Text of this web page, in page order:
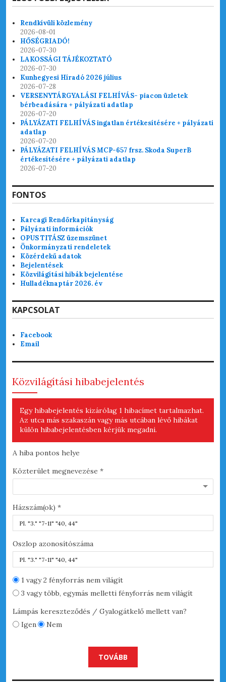
Rendkívüli közlemény
2026-08-01
HŐSÉGRIADÓ!
2026-07-30
LAKOSSÁGI TÁJÉKOZTATÓ
2026-07-30
Kunhegyesi Híradó 2026 július
2026-07-28
VERSENYTÁRGYALÁSI FELHÍVÁS- piacon üzletek
bérbeadására + pályázati adatlap
2026-07-20
PÁLYÁZATI FELHÍVÁS ingatlan értékesítésére + pályázati
adatlap
2026-07-20
PÁLYÁZATI FELHÍVÁS MCP-657 frsz. Skoda SuperB
értékesítésére + pályázati adatlap
2026-07-20
FONTOS
Karcagi Rendőrkapitányság
Pályázati információk
OPUS TITÁSZ üzemszünet
Önkormányzati rendeletek
Közérdekű adatok
Bejelentések
Közvilágítási hibák bejelentése
Hulladéknaptár 2026. év
KAPCSOLAT
Facebook
Email
Közvilágítási hibabejelentés
Egy hibabejelentés kizárólag 1 hibacímet tartalmazhat.
Az utca más szakaszán vagy más utcában lévő hibákat
külön hibabejelentésben kérjük megadni.
A hiba pontos helye
Közterület megnevezése *
Házszám(ok) *
Oszlop azonosítószáma
1 vagy 2 fényforrás nem világít
3 vagy több, egymás melletti fényforrás nem világít
Lámpás kereszteződés / Gyalogátkelő mellett van?
Igen
Nem
TOVÁBB